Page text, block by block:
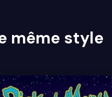
même style